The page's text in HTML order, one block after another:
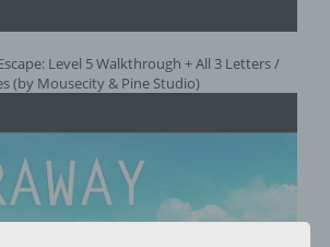
Level 5 Walkthrough + All 3 Letters /
(by Mousecity & Pine Studio)